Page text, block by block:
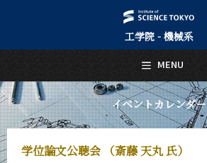
工学院 - 機械系
イベントカレンダー
学位論文公聴会 （斎藤 天丸 氏）
MENU
日本語
トップページ
Top Page
機械系について
About Us
教育